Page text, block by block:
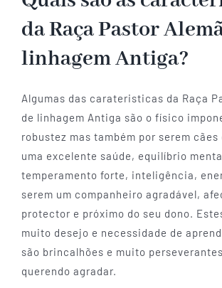
Guia do Cachorro
Informações úteis
da Raça Pastor
linhagem Antiga?
Algumas das carateristicas da Raça
de linhagem Antiga são o físico
robustez mas também por serem cães
uma excelente saúde, equilíbrio
temperamento forte, inteligência,
serem um companheiro agradável,
protector e próximo do seu dono.
muito desejo e necessidade de
são brincalhões e muito
querendo agradar.